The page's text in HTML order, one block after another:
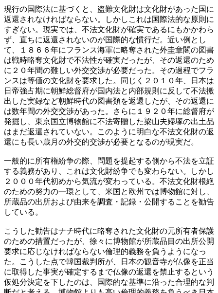
現行の国際法に基づくと、盗難文化財は文化財があった国に
返還されなければならない。しかしこれは国際法的な原則に
すぎない。現実では、不法文化財が確実であるにもかかわら
ず、直ちに返還されないのが国際的な慣行だ。近い例とし
て、１８６６年にフランス海軍に略奪された外圭章閣の図書
は戦時略奪文化財で不法性が確実だったが、その返還のため
に２０年間の難しい外交交渉が必要だった。その過程でフラ
ンスは等価の文化財を要求した。同じく２０１０年、日本は
日帝強占期に朝鮮総督府が国内法と内部規則に反して不法搬
出した実録など朝鮮時代の図書類を返還したが、その返還に
は数年間の外交交渉があった。さらに１９２０年に総督府が
発掘し、東京国立博物館に不法寄贈した梁山夫婦塚の出土品
はまだ返還されていない。このように明白な不法文化財の返
還にも長い歳月の外交的交渉が必要となるのが現実だ。
一般的に所有権紛争の際、問題を提起する側から不法を立証
する義務があり、これは文化財紛争でも変わらない。しかし
２０００年代初めから気流が変わっている。不法文化財根絶
のための努力の一環として、米国と欧州では博物館に対し、
所蔵品の出所および由来を調査・記録・公開することを勧告
している。
こうした勧告はナチ時代に略奪された文化財の元所有者保護
のための措置だったが、徐々に博物館が所蔵品目の出所公開
要求に応じなければならない倫理的義務を負うようになっ
た。こうした点で韓国裁判所が、日本の観音寺が仏像を正当
に取得した事実が確定するまで仏像の返還を禁止するという
仮処分決定を下したのは、国際的な基準に沿った合理的な判